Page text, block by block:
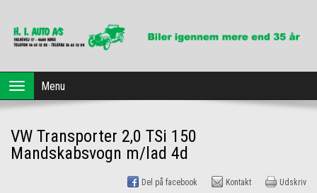
Forside
Dansk Erhvervsleasing
Toggle
navigation
Menu
VW Transporter 2,0 TSi 150
Mandskabsvogn m/lad 4d
Del på facebook Kontakt Udskriv